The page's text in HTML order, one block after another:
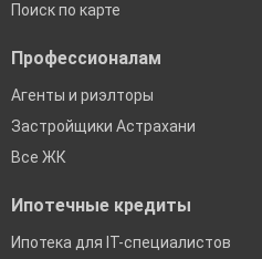
Поиск по карте
Профессионалам
Агенты и риэлторы
Застройщики Астрахани
Все ЖК
Ипотечные кредиты
Ипотека для IT-специалистов